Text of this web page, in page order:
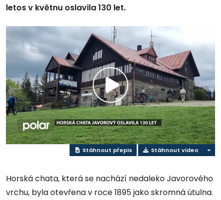
letos v květnu oslavila 130 let.
Přehrát
video
Stáhnout přepis Stáhnout video
Horská chata, která se nachází nedaleko Javorového
vrchu, byla otevřena v roce 1895 jako skromná útulna.